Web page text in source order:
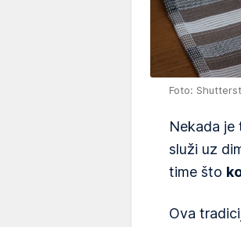
Foto:
Nekada je
služi uz
time što
Ova